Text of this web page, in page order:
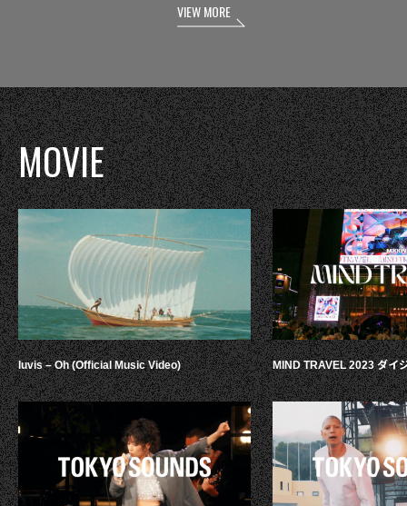
VIEW MORE
MOVIE
luvis – Oh (Official Music Video) MIND TRAVEL 2023 ダイ